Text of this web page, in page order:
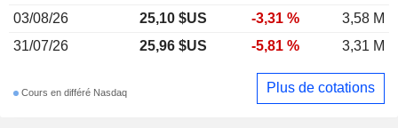
03/08/26
25,10 $US -3,31 %
3,58 M
31/07/26
25,96 $US -5,81 % 3,31 M
Cours en différé Nasdaq Plus de cotations